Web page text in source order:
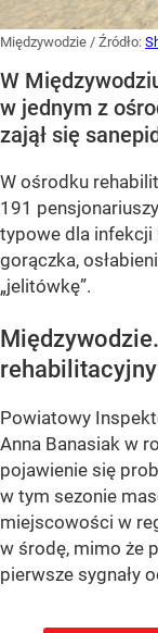
Międzywodzie / Źródło:
W
w jednym z
zajął się
W ośrodku
191
typowe dla infekcji
gorączka,
„jelitówkę”.
Powiatowy
Anna Banasiak w
pojawienie się
w tym sezonie
miejscowości w
w środę, mimo że
pierwsze sygnały